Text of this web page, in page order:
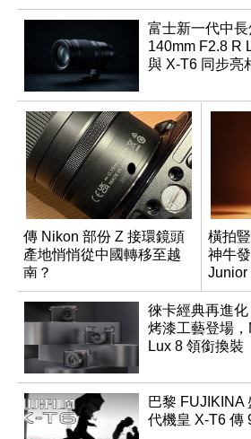
富士新一代中
140mm F2.8 R
與 X-T6 同步亮
傳 Nikon 部份 Z 接環鏡頭
產地悄悄從中國轉移至越
南？
橫拍
神牛
Junior
徠卡經典再進化
烤漆工藝登場
Lux 8 領銜換裝
巴黎 FUJIKINA
代機皇 X-T6 傳